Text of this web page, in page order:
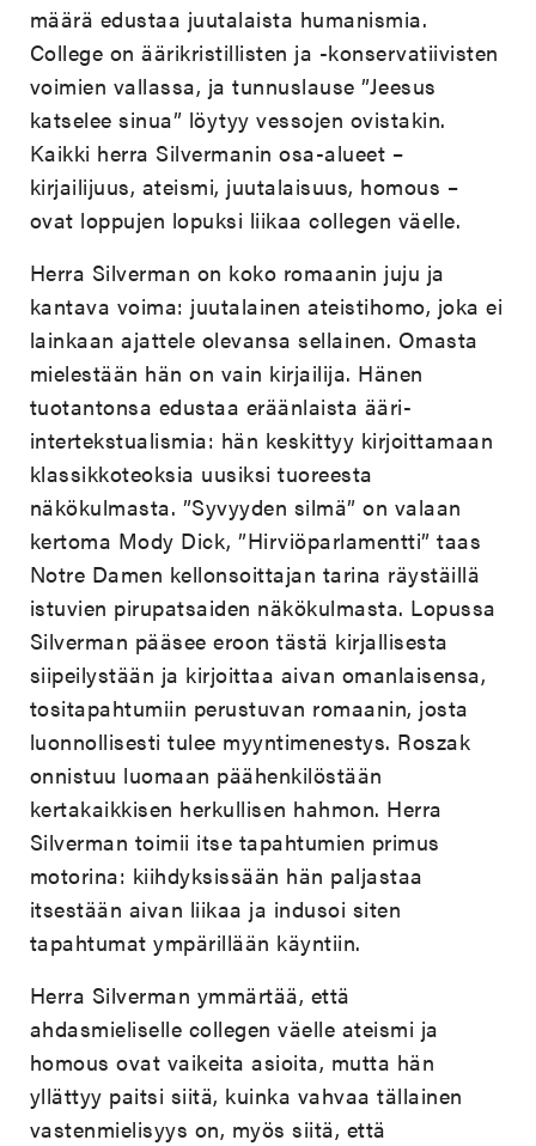
määrä edustaa juutalaista humanismia.
College on äärikristillisten ja -konservatiivisten
voimien vallassa, ja tunnuslause ”Jeesus
katselee sinua” löytyy vessojen ovistakin.
Kaikki herra Silvermanin osa-alueet –
kirjailijuus, ateismi, juutalaisuus, homous –
ovat loppujen lopuksi liikaa collegen väelle.
Herra Silverman on koko romaanin juju ja
kantava voima: juutalainen ateistihomo, joka ei
lainkaan ajattele olevansa sellainen. Omasta
mielestään hän on vain kirjailija. Hänen
tuotantonsa edustaa eräänlaista ääri-
intertekstualismia: hän keskittyy kirjoittamaan
klassikkoteoksia uusiksi tuoreesta
näkökulmasta. ”Syvyyden silmä” on valaan
kertoma Mody Dick, ”Hirviöparlamentti” taas
Notre Damen kellonsoittajan tarina räystäillä
istuvien pirupatsaiden näkökulmasta. Lopussa
Silverman pääsee eroon tästä kirjallisesta
siipeilystään ja kirjoittaa aivan omanlaisensa,
tositapahtumiin perustuvan romaanin, josta
luonnollisesti tulee myyntimenestys. Roszak
onnistuu luomaan päähenkilöstään
kertakaikkisen herkullisen hahmon. Herra
Silverman toimii itse tapahtumien primus
motorina: kiihdyksissään hän paljastaa
itsestään aivan liikaa ja indusoi siten
tapahtumat ympärillään käyntiin.
Herra Silverman ymmärtää, että
ahdasmieliselle collegen väelle ateismi ja
homous ovat vaikeita asioita, mutta hän
yllättyy paitsi siitä, kuinka vahvaa tällainen
vastenmielisyys on, myös siitä, että